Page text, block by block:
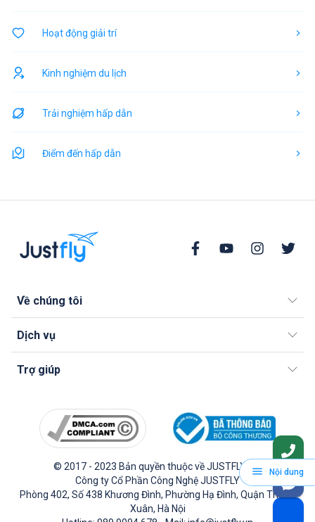
Nội dung
Hoạt động giải trí
Kinh nghiệm du lịch
Trải nghiệm hấp dẫn
Điểm đến hấp dẫn
Về chúng tôi
Dịch vụ
Trợ giúp
© 2017 - 2023 Bản quyền thuộc về JUSTFLY.VN.
Công ty Cổ Phần Công Nghệ JUSTFLY
Phòng 402, Số 438 Khương Đình, Phường Hạ Đình, Quận Thanh
Xuân, Hà Nội